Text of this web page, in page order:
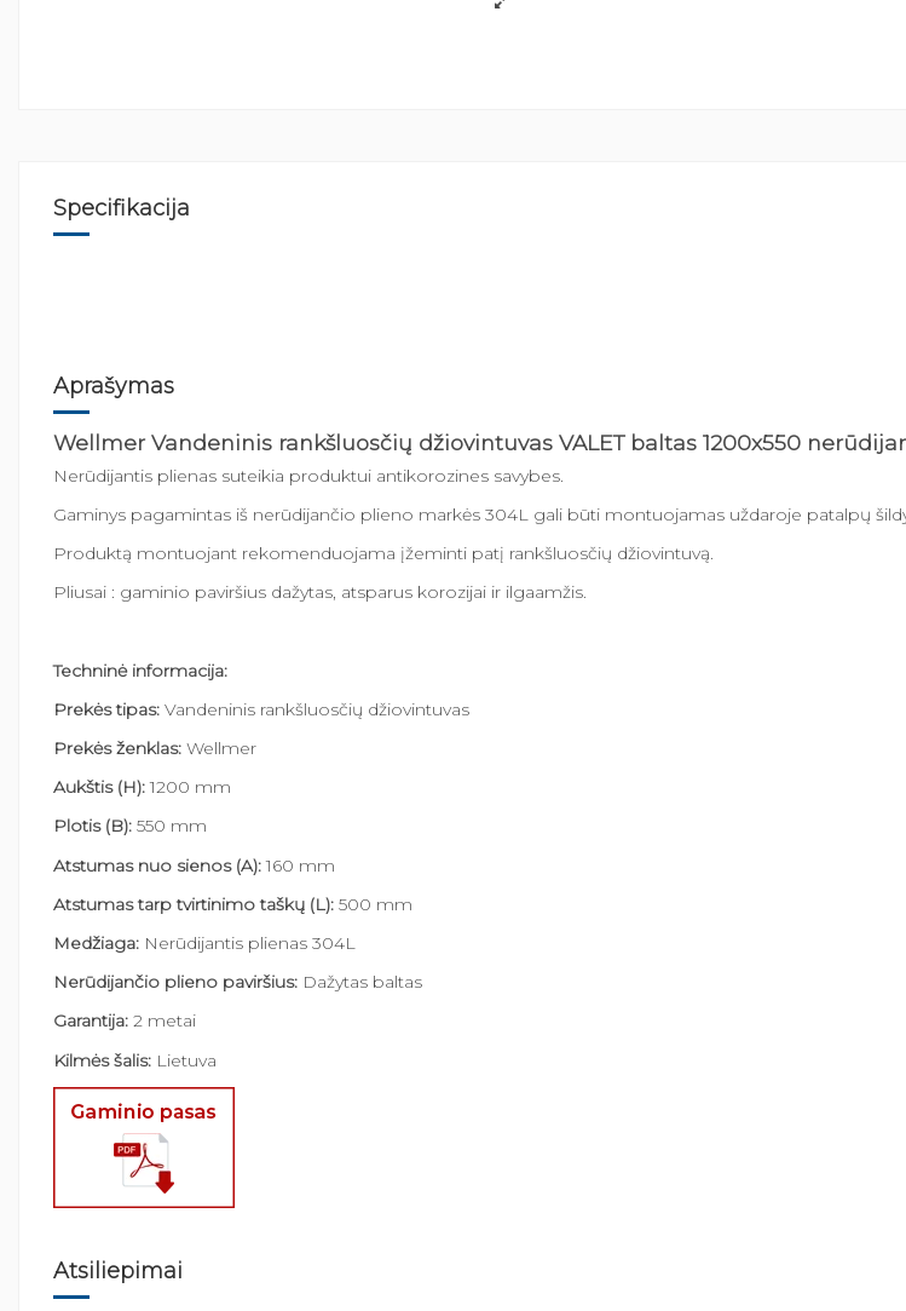
Specifikacija
Aprašymas
Wellmer Vandeninis rankšluosčių džiovintuvas VALET baltas 1200x550
Nerūdijantis plienas suteikia produktui antikorozines savybes.
Gaminys pagamintas iš nerūdijančio plieno markės 304L gali būti montuojamas uždaroje patalpų
Produktą montuojant rekomenduojama įžeminti patį rankšluosčių džiovintuvą.
Pliusai : gaminio paviršius dažytas, atsparus korozijai ir ilgaamžis.
Techninė informacija:
Prekės tipas: Vandeninis rankšluosčių džiovintuvas
Prekės ženklas: Wellmer
Aukštis (H):1200 mm
Plotis (B): 550 mm
Atstumas nuo sienos (A):160 mm
Atstumas tarp tvirtinimo taškų (L): 500 mm
Medžiaga: Nerūdijantis plienas 304L
Nerūdijančio plieno paviršius: Dažytas baltas
Garantija: 2 metai
Kilmės šalis: Lietuva
Atsiliepimai